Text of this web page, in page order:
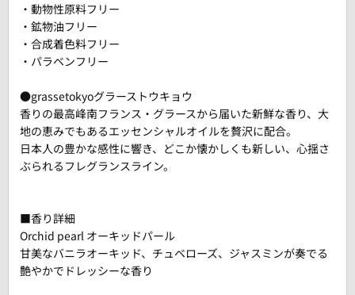
・動物性原料フリー
・鉱物油フリー
・合成着色料フリー
・パラベンフリー
●grassetokyoグラーストウキョウ
香りの最高峰南フランス・グラースから届いた新鮮な香り、大
地の恵みでもあるエッセンシャルオイルを贅沢に配合。
日本人の豊かな感性に響き、どこか懐かしくも新しい、心揺さ
ぶられるフレグランスライン。
■香り詳細
Orchid pearl オーキッドパール
甘美なバニラオーキッド、チュベローズ、ジャスミンが奏でる
艶やかでドレッシーな香り